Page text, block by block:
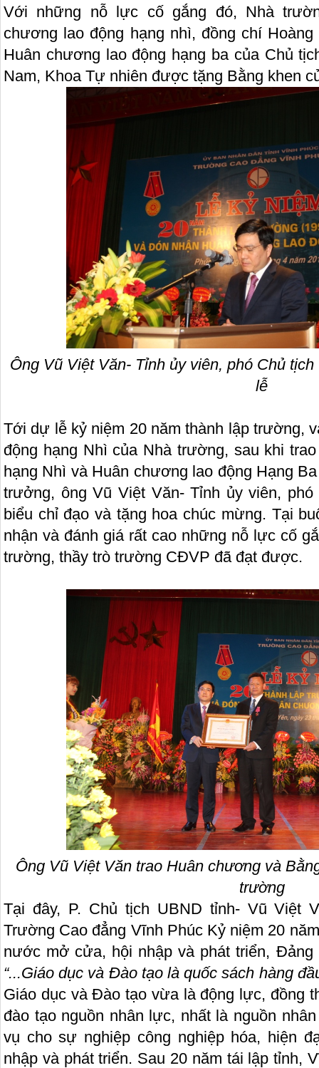
Với những nỗ lực cố gắng đó, Nhà
chương lao động hạng nhì, đồng chí
Huân chương lao động hạng ba của Chủ
Nam, Khoa Tự nhiên được tặng Bằng khen
Ông Vũ Việt Văn- Tỉnh ủy viên, phó Chủ
lễ
Tới dự lễ kỷ niệm 20 năm thành lập trường,
động hạng Nhì của Nhà trường, sau khi
hạng Nhì và Huân chương lao động Hạng
trưởng, ông Vũ Việt Văn- Tỉnh ủy viên,
biểu chỉ đạo và tặng hoa chúc mừng. Tại
nhận và đánh giá rất cao những nỗ lực cố
trường, thầy trò trường CĐVP đã đạt được.
Ông Vũ Việt Văn trao Huân chương và
trường
Tại đây, P. Chủ tịch UBND tỉnh- Vũ Việt
Trường Cao đẳng Vĩnh Phúc Kỷ niệm 20
nước mở cửa, hội nhập và phát triển,
“...Giáo dục và Đào tạo là quốc sách hàng
Giáo dục và Đào tạo vừa là động lực, đồng
đào tạo nguồn nhân lực, nhất là nguồn
vụ cho sự nghiệp công nghiệp hóa, hiện
nhập và phát triển. Sau 20 năm tái lập tỉnh,